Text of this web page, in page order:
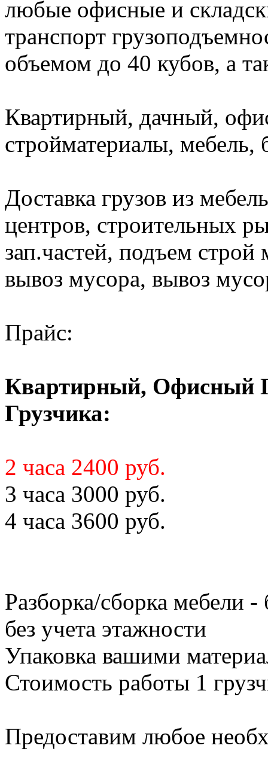
любые офисные и
транспорт
объемом до 40 кубов, а
Квартирный, дачный,
стройматериалы, мебель,
Доставка грузов из
центров, строительных
зап.частей, подъем строй
вывоз мусора, вывоз
Прайс:
Квартирный, Офисный
Грузчика:
2 часа 2400 руб.
3 часа 3000 руб.
4 часа 3600 руб.
Разборка/сборка мебели -
без учета этажности
Упаковка вашими
Стоимость работы 1
Предоставим любое